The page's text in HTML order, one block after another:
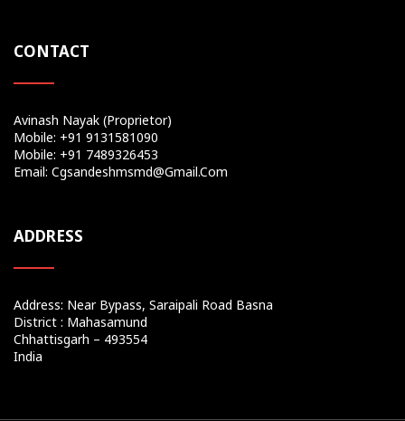
CONTACT
Avinash Nayak (Proprietor)
Mobile: +91 9131581090
Mobile: +91 7489326453
Email: Cgsandeshmsmd@gmail.com
ADDRESS
Address: Near Bypass, Saraipali Road Basna
District : Mahasamund
Chhattisgarh – 493554
India